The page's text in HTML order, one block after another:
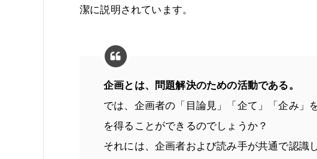
潔に説明されています。
企画とは、問題解決のための活動である。
では、企画者の「目論見」「企て」「企み」
を得ることができるのでしょうか？
それには、企画者および読み手が共通で認識